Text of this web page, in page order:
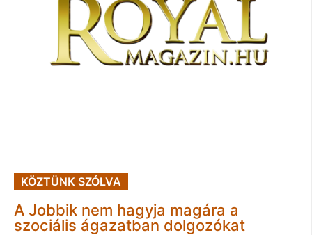
KÖZTÜNK SZÓLVA
A Jobbik nem hagyja magára a
szociális ágazatban dolgozókat